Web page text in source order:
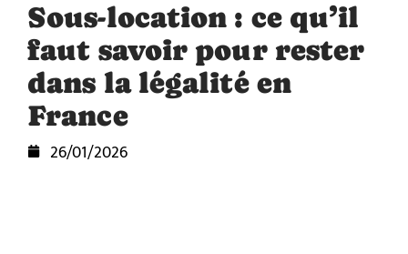
Sous-location : ce qu’il
faut savoir pour rester
dans la légalité en
France
26/01/2026